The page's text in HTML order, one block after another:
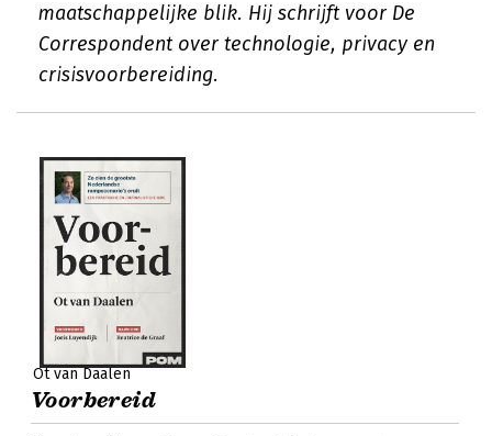
maatschappelijke blik. Hij schrijft voor De
Correspondent over technologie, privacy en
crisisvoorbereiding.
Ot van Daalen
Voorbereid